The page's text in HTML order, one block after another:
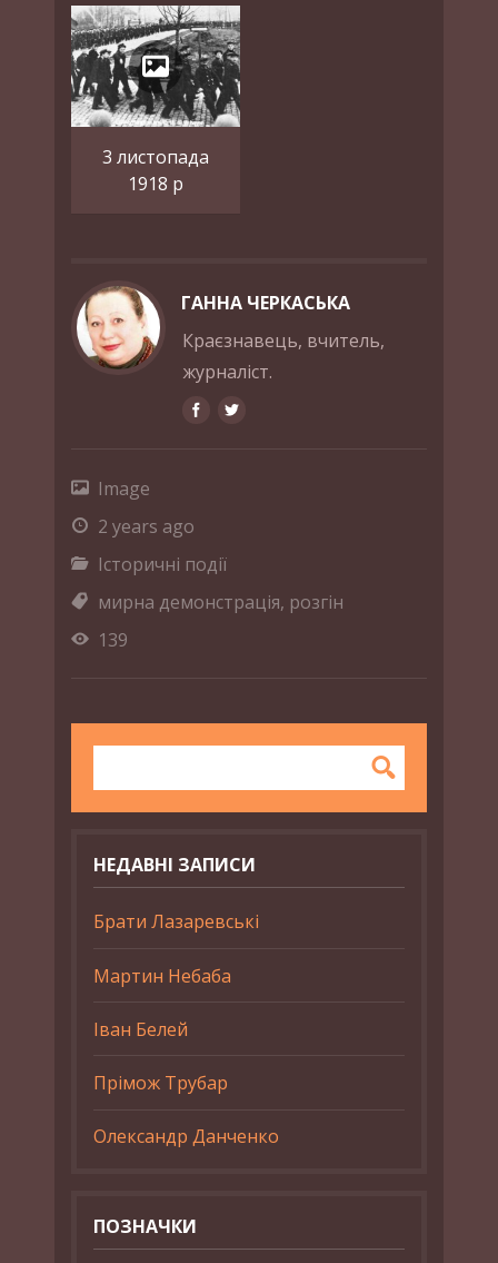
3 листопада
1918 р
ГАННА ЧЕРКАСЬКА
Краєзнавець, вчитель,
журналіст.
Image
2 years ago
Історичні події
мирна демонстрація, розгін
139
НЕДАВНІ ЗАПИСИ
Брати Лазаревські
Мартин Небаба
Іван Белей
Прімож Трубар
Олександр Данченко
ПОЗНАЧКИ